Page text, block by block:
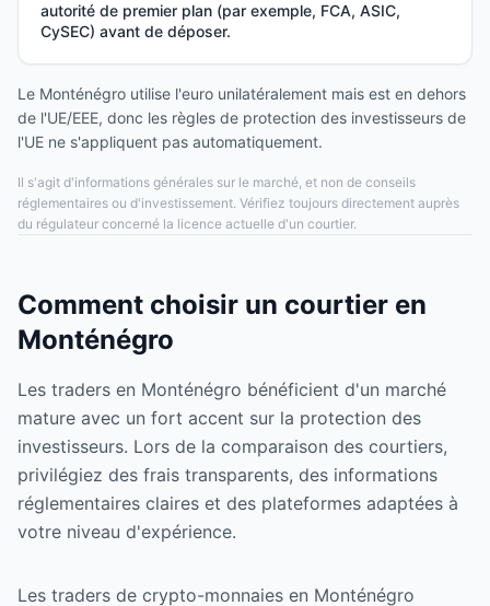
autorité de premier plan (par exemple, FCA, ASIC,
CySEC) avant de déposer.
Le Monténégro utilise l'euro unilatéralement mais est en dehors
de l'UE/EEE, donc les règles de protection des investisseurs de
l'UE ne s'appliquent pas automatiquement.
Il s'agit d'informations générales sur le marché, et non de conseils
réglementaires ou d'investissement. Vérifiez toujours directement auprès
du régulateur concerné la licence actuelle d'un courtier.
Comment choisir un courtier en
Monténégro
Les traders en Monténégro bénéficient d'un marché
mature avec un fort accent sur la protection des
investisseurs. Lors de la comparaison des courtiers,
privilégiez des frais transparents, des informations
réglementaires claires et des plateformes adaptées à
votre niveau d'expérience.
Les traders de crypto-monnaies en Monténégro